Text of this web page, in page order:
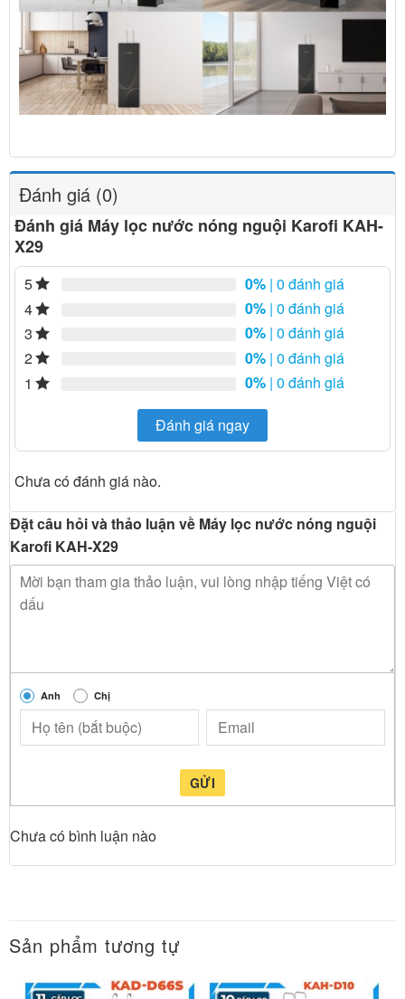
Đánh giá (0)
Đánh giá Máy lọc nước nóng nguội Karofi KAH-
X29
5 0% | 0 đánh giá
4
0% | 0 đánh giá
3
0% | 0 đánh giá
2
0% | 0 đánh giá
1
0% | 0 đánh giá
Đánh giá ngay
Chưa có đánh giá nào.
Đặt câu hỏi và thảo luận về Máy lọc nước nóng nguội
Karofi KAH-X29
Anh Chị
GỬI
Chưa có bình luận nào
Sản phẩm tương tự